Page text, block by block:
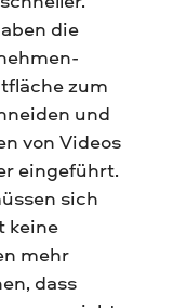
die
zum
und
von Videos
eingeführt.
sich
keine
mehr
dass